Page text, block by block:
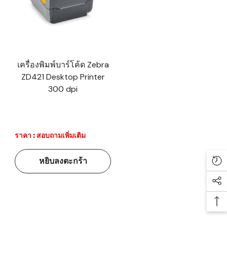
เครื่องพิมพ์บาร์โค้ด Zebra
ZD421 Desktop Printer
300 dpi
ราคา : สอบถามเพิ่มเติม
หยิบลงตะกร้า